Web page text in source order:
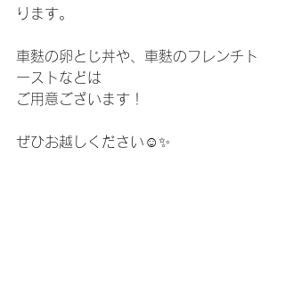
ります。
車麩の卵とじ丼や、車麩のフレンチト
ーストなどは
ご用意ございます！
ぜひお越しください☺️✨